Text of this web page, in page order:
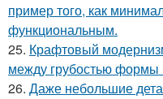
пример того, как
функциональным.
25. Крафтовый
между грубостью формы
26. Даже небольшие